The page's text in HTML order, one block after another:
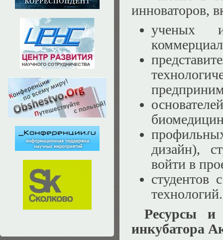
инноваторов,
ученых
дизайн),
войти в
технологий.
Ресурсы и
инкубатора